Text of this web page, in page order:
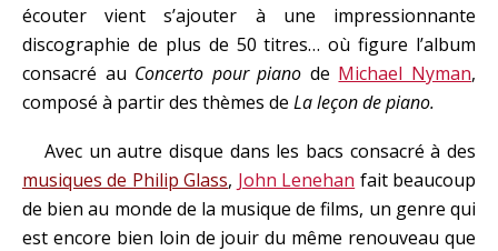
écouter vient s’ajouter à une impressionnante
discographie de plus de 50 titres… où figure l’album
consacré au Concerto pour piano de Michael Nyman,
composé à partir des thèmes de La leçon de piano.
Avec un autre disque dans les bacs consacré à des
musiques de Philip Glass, John Lenehan fait beaucoup
de bien au monde de la musique de films, un genre qui
est encore bien loin de jouir du même renouveau que